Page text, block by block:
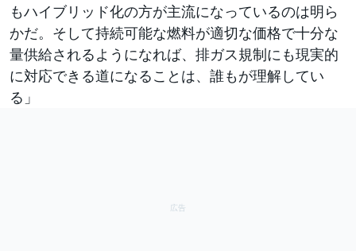
もハイブリッド化の方が主流になっているのは明ら
かだ。そして持続可能な燃料が適切な価格で十分な
量供給されるようになれば、排ガス規制にも現実的
に対応できる道になることは、誰もが理解してい
る」